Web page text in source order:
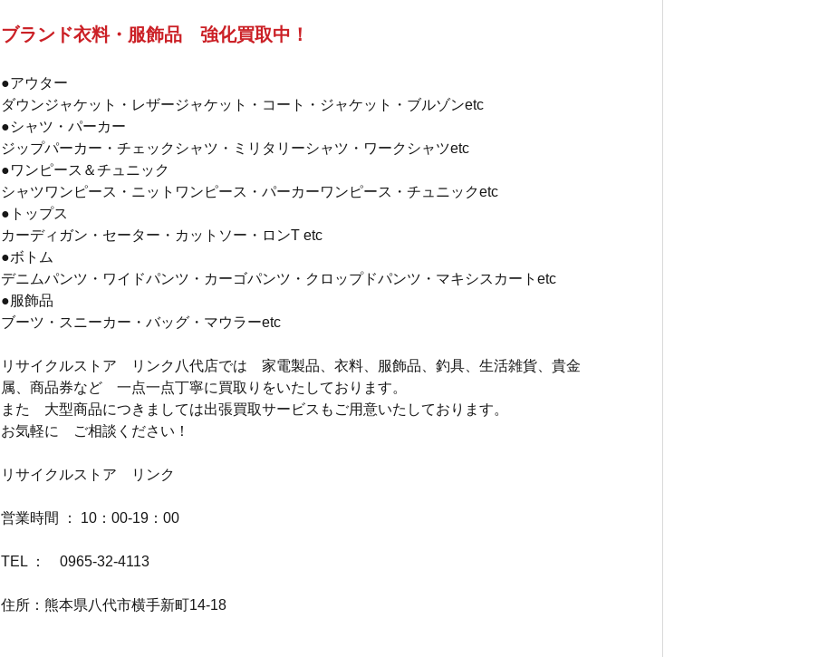
ブランド衣料・服飾品　強化買取中！
●アウター
ダウンジャケット・レザージャケット・コート・ジャケット・ブルゾンetc
●シャツ・パーカー
ジップパーカー・チェックシャツ・ミリタリーシャツ・ワークシャツetc
●ワンピース＆チュニック
シャツワンピース・ニットワンピース・パーカーワンピース・チュニックetc
●トップス
カーディガン・セーター・カットソー・ロンT etc
●ボトム
デニムパンツ・ワイドパンツ・カーゴパンツ・クロップドパンツ・マキシスカートetc
●服飾品
ブーツ・スニーカー・バッグ・マウラーetc
リサイクルストア　リンク八代店では　家電製品、衣料、服飾品、釣具、生活雑貨、貴金
属、商品券など　一点一点丁寧に買取りをいたしております。
また　大型商品につきましては出張買取サービスもご用意いたしております。
お気軽に　ご相談ください！
リサイクルストア　リンク
営業時間 ： 10：00-19：00
TEL ：　0965-32-4113
住所：熊本県八代市横手新町14-18